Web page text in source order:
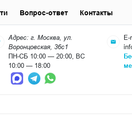
Адрес: г. Москва, ул.
Воронцовская, 36с1
ПН-СБ 10:00 — 20:00, ВС
10:00 — 18:00
E-
Вопрос-ответ Контакты